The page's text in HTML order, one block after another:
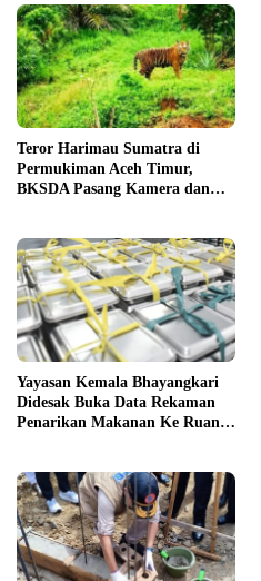
Teror Harimau Sumatra di
Permukiman Aceh Timur,
BKSDA Pasang Kamera dan
Yayasan Kemala Bhayangkari
Didesak Buka Data Rekaman
Penarikan Makanan Ke Ruang